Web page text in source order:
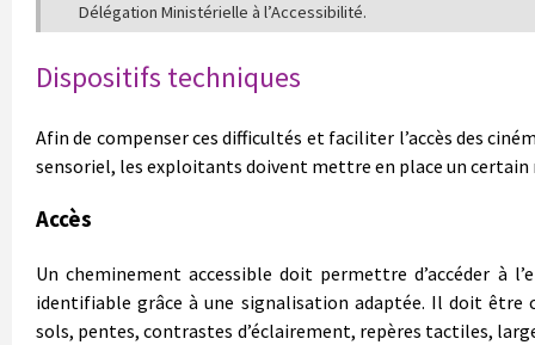
Délégation Ministérielle à l’Accessibilité.
Dispositifs techniques
Afin de compenser ces difficultés et faciliter l’accès des
sensoriel, les exploitants doivent mettre en place un
Accès
Un cheminement accessible doit permettre d’accéder à
identifiable grâce à une signalisation adaptée. Il doit être
sols, pentes, contrastes d’éclairement, repères tactiles,